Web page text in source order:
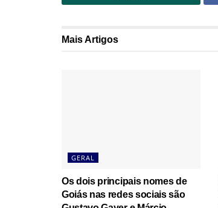
MaisArtigos
GERAL
Os dois principais nomes de
Goiás nas redes sociais são